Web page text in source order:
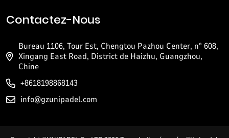
Contactez-Nous
Bureau 1106, Tour Est, Chengtou Pazhou Center, n° 608,
Xingang East Road, District de Haizhu, Guangzhou,
Chine
+8618198868143
info@gzunipadel.com